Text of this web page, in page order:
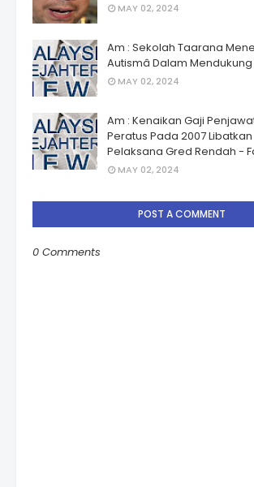
MAY 02, 2024
Am : Sekolah Taarana
Autismâ Dalam
MAY 02, 2024
Am : Kenaikan Gaji
Peratus Pada 2007
Pelaksana Gred Rendah -
MAY 02, 2024
POST A COMMENT
0 Comments